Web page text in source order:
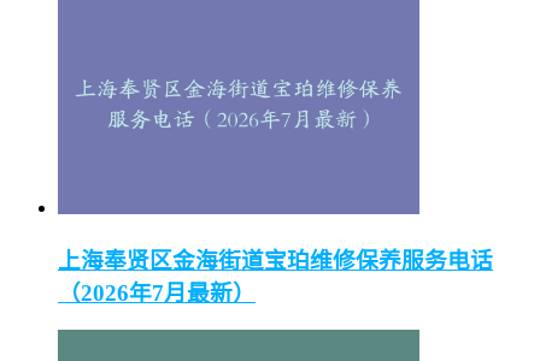
上海奉贤区金海街道宝珀维修保养服务电话
（2026年7月最新）